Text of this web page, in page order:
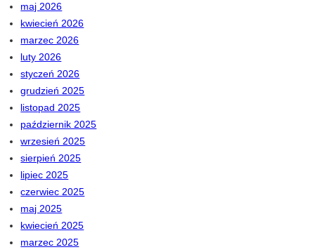
maj 2026
kwiecień 2026
marzec 2026
luty 2026
styczeń 2026
grudzień 2025
listopad 2025
październik 2025
wrzesień 2025
sierpień 2025
lipiec 2025
czerwiec 2025
maj 2025
kwiecień 2025
marzec 2025